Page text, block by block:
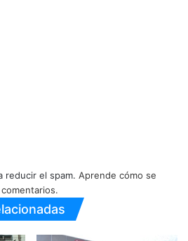
reducir el spam. Aprende cómo se